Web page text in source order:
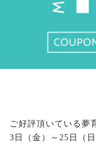
ご好評頂いている夢
3日（金）～25日（